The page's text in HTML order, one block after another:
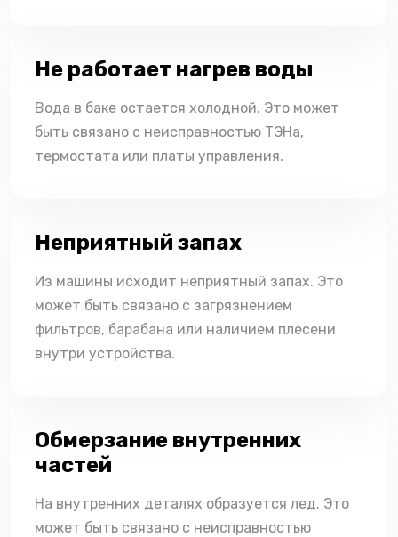
Не работает нагрев воды
Вода в баке остается холодной. Это может
быть связано с неисправностью ТЭНа,
термостата или платы управления.
Неприятный запах
Из машины исходит неприятный запах. Это
может быть связано с загрязнением
фильтров, барабана или наличием плесени
внутри устройства.
Обмерзание внутренних
частей
На внутренних деталях образуется лед. Это
может быть связано с неисправностью